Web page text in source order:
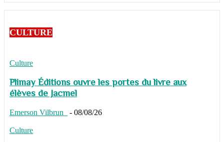
CULTURE
Culture
Plimay Éditions ouvre les portes du livre aux
élèves de Jacmel
Emerson Vilbrun - 08/08/26
Culture